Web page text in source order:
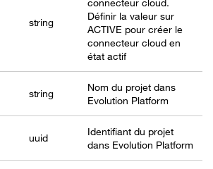
string
connecteur cloud.
Définir la valeur sur
ACTIVE pour créer le
connecteur cloud en
état actif
string
Nom du projet dans
Evolution Platform
uuid
Identifiant du projet
dans Evolution Platform